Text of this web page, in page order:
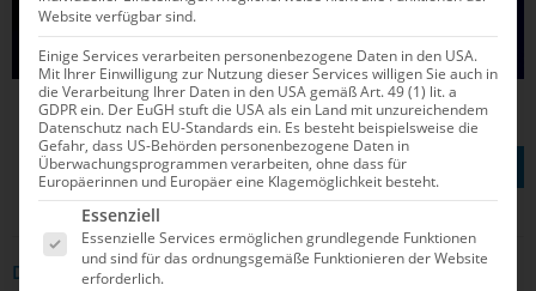
TEILEN AUF
DAS KÖNNTE DICH AUCH INTERRESSIEREN
Website verfügbar sind.
Einige Services verarbeiten personenbezogene Daten in den USA.
Mit Ihrer Einwilligung zur Nutzung dieser Services willigen Sie auch in
die Verarbeitung Ihrer Daten in den USA gemäß Art. 49 (1) lit. a
GDPR ein. Der EuGH stuft die USA als ein Land mit unzureichendem
Datenschutz nach EU-Standards ein. Es besteht beispielsweise die
Gefahr, dass US-Behörden personenbezogene Daten in
Überwachungsprogrammen verarbeiten, ohne dass für
Europäerinnen und Europäer eine Klagemöglichkeit besteht.
Es folgt eine Liste der Service-Gruppen, für die
Essenziell
Essenzielle Services ermöglichen grundlegende Funktionen
und sind für das ordnungsgemäße Funktionieren der Website
erforderlich.